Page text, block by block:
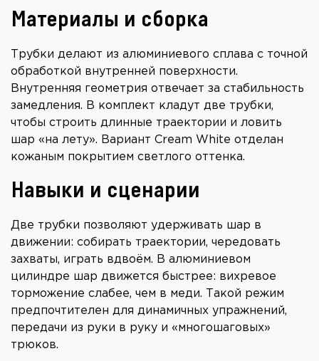
Материалы и сборка
Трубки делают из алюминиевого сплава с точной
обработкой внутренней поверхности.
Внутренняя геометрия отвечает за стабильность
замедления. В комплект кладут две трубки,
чтобы строить длинные траектории и ловить
шар «на лету». Вариант Cream White отделан
кожаным покрытием светлого оттенка.
Навыки и сценарии
Две трубки позволяют удерживать шар в
движении: собирать траектории, чередовать
захваты, играть вдвоём. В алюминиевом
цилиндре шар движется быстрее: вихревое
торможение слабее, чем в меди. Такой режим
предпочтителен для динамичных упражнений,
передачи из руки в руку и «многошаговых»
трюков.